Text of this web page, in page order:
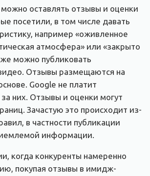
оставлять отзывы и оценки
посетили, в том числе давать
например «оживленное
атмосфера» или «закрыто
можно публиковать
Отзывы размещаются на
Google не платит
них. Отзывы и оценки могут
Зачастую это происходит из-
в частности публикации
информации.
когда конкуренты намеренно
покупая отзывы в имидж-